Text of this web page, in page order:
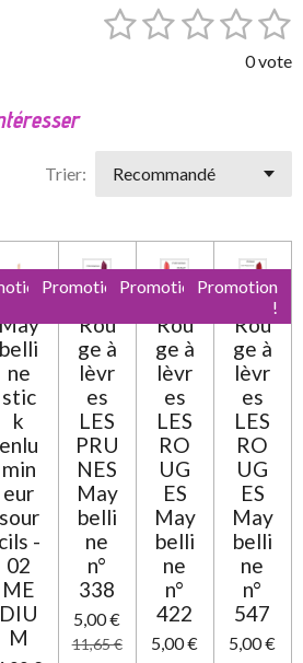
1
e
2
i
e
s
3
i
e
s
4
e
s
5
é
i
e
s
v
a
0 vote
Trier:
belli
ne
stic
k
enlu
min
eur
sour
cils -
02
ME
DIU
M
Promotion
Rou
ge à
lèvr
es
LES
PRU
NES
May
belli
ne
n°
338
5,00 €
11,65 €
Promotion
Rou
ge à
lèvr
es
LES
RO
UG
ES
May
belli
ne
n°
422
5,00 €
Promotion
!
Rou
ge à
lèvr
es
LES
RO
UG
ES
May
belli
ne
n°
547
5,00 €